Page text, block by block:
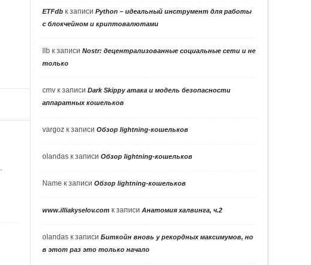
ETFdb к записиPython – идеальный инструмент для работы
с блокчейном и криптовалютами
llb к записиNostr: децентрализованные социальные сети и не
только
cmv к записиDark Skippy атака и модель безопасности
аппаратных кошельков
vargoz к записиОбзор lightning-кошельков
olandas к записиОбзор lightning-кошельков
Name к записиОбзор lightning-кошельков
www.illiakyselov.com к записиАнатомия халвинга, ч.2
olandas к записиБиткойн вновь у рекордных максимумов, но
в этот раз это только начало